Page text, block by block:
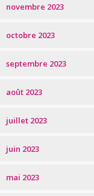
novembre 2023
octobre 2023
septembre 2023
août 2023
juillet 2023
juin 2023
mai 2023